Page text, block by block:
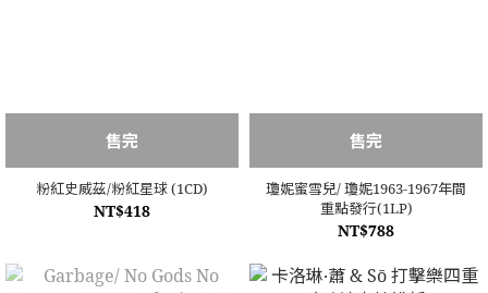
售完
粉紅史威茲/粉紅星球 (1CD)
NT$418
售完
瓊妮蜜雪兒/ 瓊妮1963-1967年間
重點發行(1LP)
NT$788